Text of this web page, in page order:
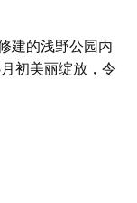
建的浅野公园内
初美丽绽放，令